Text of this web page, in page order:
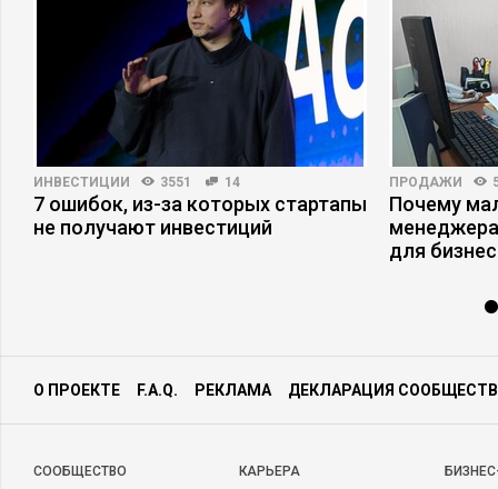
ИНВЕСТИЦИИ 3551 14
7 ошибок, из-за которых стартапы
не получают инвестиций
ПРОДАЖИ
Почему
для
О ПРОЕКТЕ F.A.Q. РЕКЛАМА ДЕКЛАРАЦИЯ
CООБЩЕСТВО КАРЬЕРА